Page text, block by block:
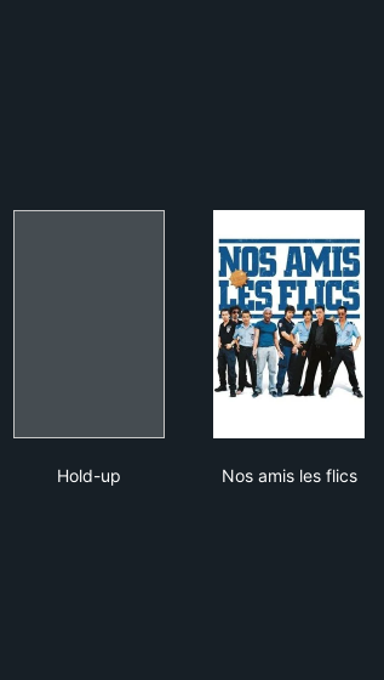
Hold-up
Nos amis les flics